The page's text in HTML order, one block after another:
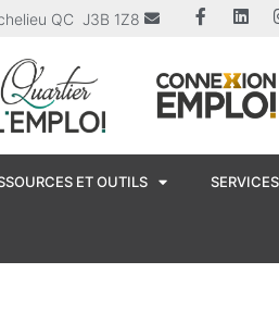
QC J3B 1Z8
ET OUTILS SERVICES